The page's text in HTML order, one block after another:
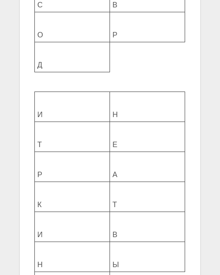
С В
О Р
Д
И Н
Т Е
Р А
К Т
И В
Н Ы